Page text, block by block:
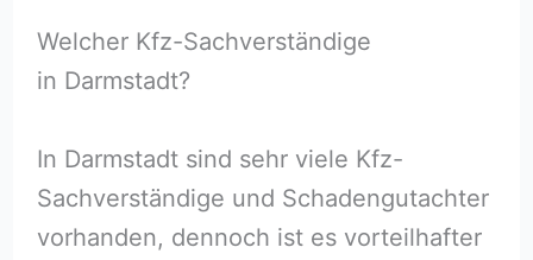
Welcher Kfz-Sachverständige
in Darmstadt?
In Darmstadt sind sehr viele Kfz-
Sachverständige und Schadengutachter
vorhanden, dennoch ist es vorteilhafter